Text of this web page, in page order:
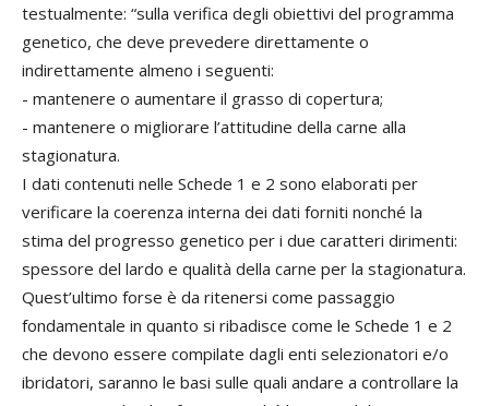
testualmente: “sulla verifica degli obiettivi del programma
genetico, che deve prevedere direttamente o
indirettamente almeno i seguenti:
- mantenere o aumentare il grasso di copertura;
- mantenere o migliorare l’attitudine della carne alla
stagionatura.
I dati contenuti nelle Schede 1 e 2 sono elaborati per
verificare la coerenza interna dei dati forniti nonché la
stima del progresso genetico per i due caratteri dirimenti:
spessore del lardo e qualità della carne per la stagionatura.
Quest’ultimo forse è da ritenersi come passaggio
fondamentale in quanto si ribadisce come le Schede 1 e 2
che devono essere compilate dagli enti selezionatori e/o
ibridatori, saranno le basi sulle quali andare a controllare la